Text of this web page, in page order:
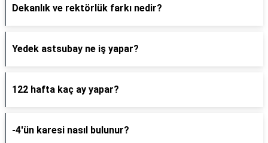
Dekanlık ve rektörlük farkı nedir?
Yedek astsubay ne iş yapar?
122 hafta kaç ay yapar?
-4'ün karesi nasıl bulunur?